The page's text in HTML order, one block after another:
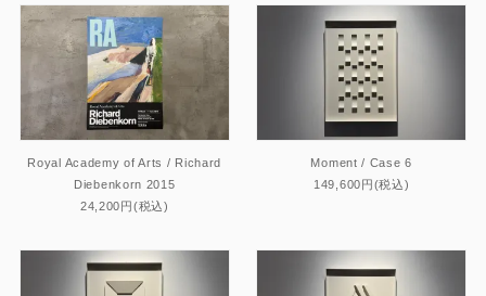
Royal Academy of Arts / Richard
Diebenkorn 2015
24,200円(税込)
Moment / Case 6
149,600円(税込)